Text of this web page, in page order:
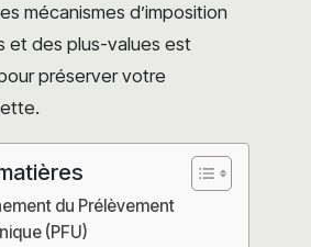
mécanismes d’imposition
et des plus-values est
préserver votre
du Prélèvement
(PFU)